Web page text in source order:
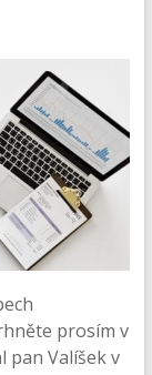
prosím v
pan Valíšek v